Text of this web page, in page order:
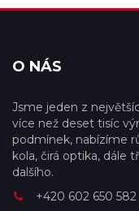
O NÁS
Jsme jeden z
více než deset tisíc
podmínek, nabízíme
kola, čirá optika, dále
dalšího.
+420 602 650 582